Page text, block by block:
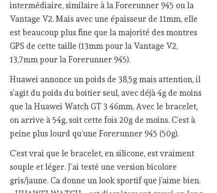
intermédiaire, similaire à la Forerunner 945 ou la
Vantage V2. Mais avec une épaisseur de 11mm, elle
est beaucoup plus fine que la majorité des montres
GPS de cette taille (13mm pour la Vantage V2,
13,7mm pour la Forerunner 945).
Huawei annonce un poids de 38,5g mais attention, il
s’agit du poids du boitier seul, avec déjà 4g de moins
que la Huawei Watch GT 3 46mm. Avec le bracelet,
on arrive à 54g, soit cette fois 20g de moins. C’est à
peine plus lourd qu’une Forerunner 945 (50g).
C’est vrai que le bracelet, en silicone, est vraiment
souple et léger. J’ai testé une version bicolore
gris/jaune. Ca donne un look sportif que j’aime bien.